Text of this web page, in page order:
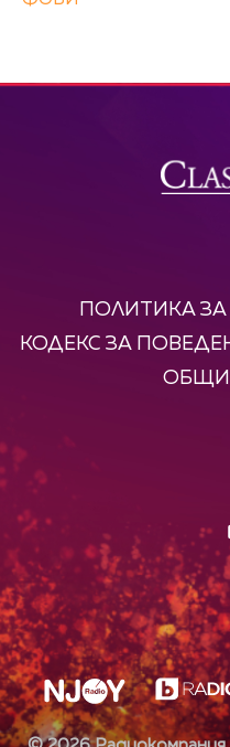
ПОЛИТИКА
КОДЕКС ЗА
ОБЩИ